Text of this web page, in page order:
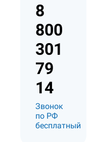
8
800
301
79
14
Звонок
по РФ
бесплатный